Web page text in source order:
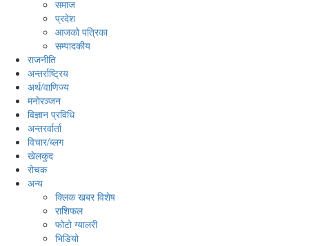
समाज
प्रदेश
आजको पत्रिका
सम्पादकीय
राजनीति
अन्तर्राष्ट्रिय
अर्थ/वाणिज्य
मनाेरञ्जन
विज्ञान प्रविधि
अन्तरर्वार्ता
विचार/ब्लग
खेलकुद
रोचक
अन्य
क्लिक खबर विशेष
राशिफल
फोटो ग्यालरी
भिडियो